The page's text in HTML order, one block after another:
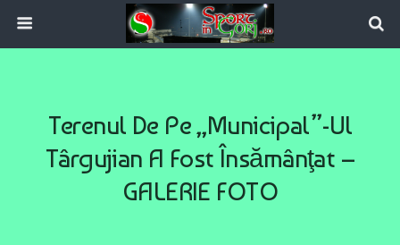
Terenul De Pe „Municipal”-Ul
Târgujian A Fost Însămânţat –
GALERIE FOTO